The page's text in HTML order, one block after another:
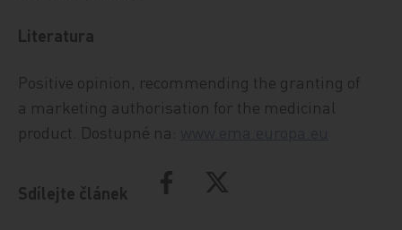
Literatura
Positive opinion, recommending the granting of
a marketing authorisation for the medicinal
product. Dostupné na:
Sdílejte článek